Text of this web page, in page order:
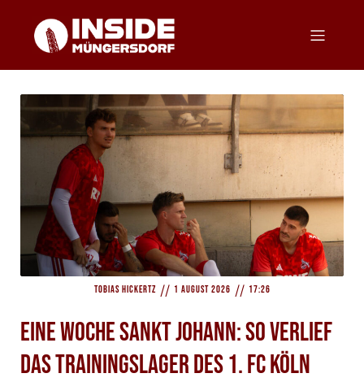
Tobias Hickertz // 1 August 2026 // 17:26
Eine Woche Sankt Johann: So verlief
das Trainingslager des 1. FC Köln